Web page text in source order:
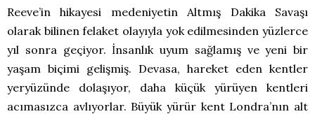
Reeve’in hikayesi medeniyetin Altmış Dakika Savaşı
olarak bilinen felaket olayıyla yok edilmesinden yüzlerce
yıl sonra geçiyor. İnsanlık uyum sağlamış ve yeni bir
yaşam biçimi gelişmiş. Devasa, hareket eden kentler
yeryüzünde dolaşıyor, daha küçük yürüyen kentleri
acımasızca avlıyorlar. Büyük yürür kent Londra’nın alt